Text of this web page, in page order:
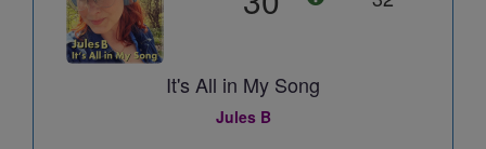
It's All in My Song
Jules B